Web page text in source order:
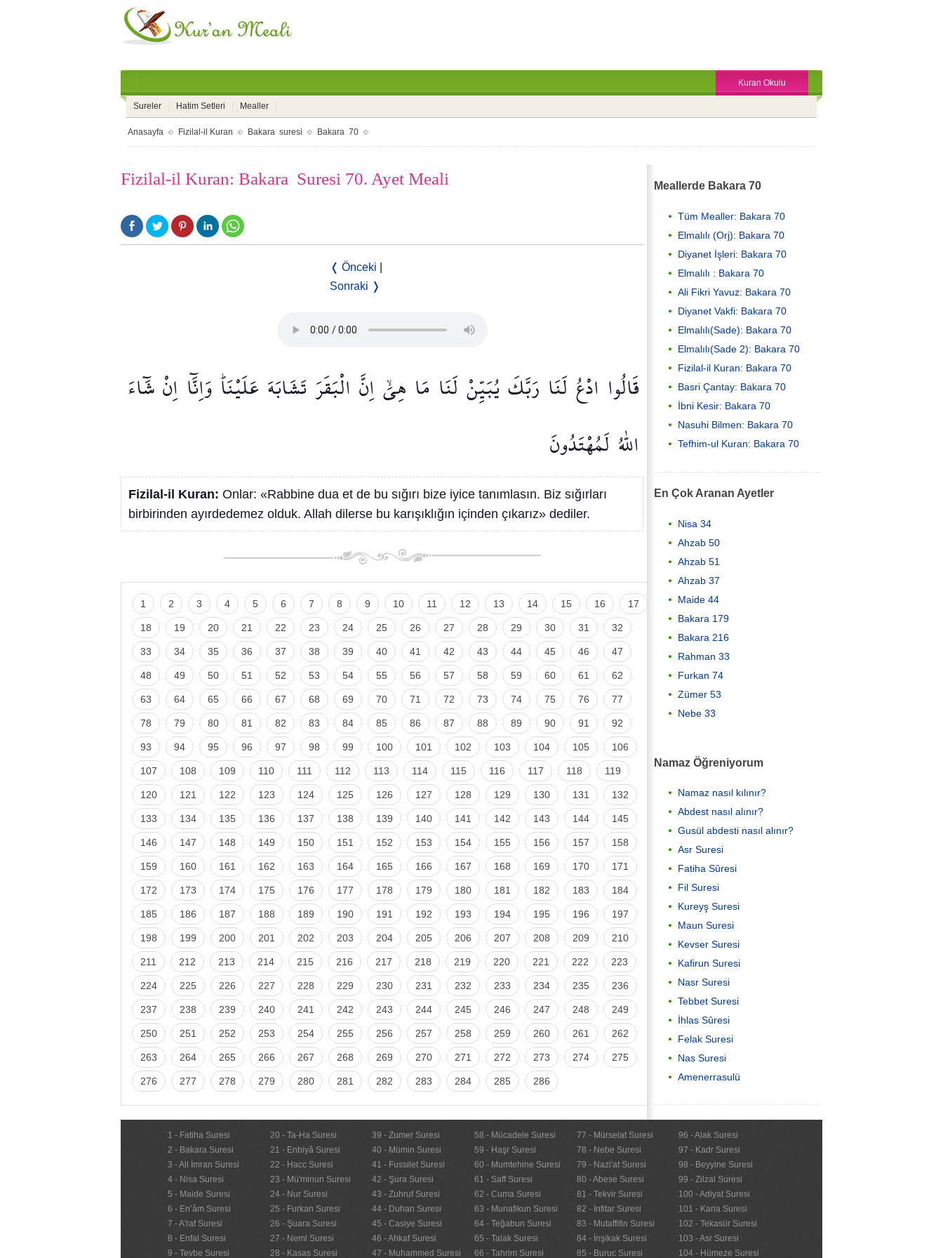
Kuran Okulu
Sureler Hatim Setleri Mealler
Anasayfa Fizilal-il Kuran Bakara suresi Bakara 70
Fizilal-il Kuran: Bakara Suresi 70. Ayet Meali
❬ Önceki
Sonraki ❭
قَالُوا ادْعُلَنَا رَبَّكَيُبَيِّنْلَنَا مَا هِيَۙاِنَّ الْبَقَرَتَشَابَهَ عَلَيْنَاۜ وَاِنَّٓا اِنْشَٓاءَ
اللّٰهُلَمُهْتَدُونَ
Fizilal-il Kuran: Onlar: «Rabbine dua et de bu sığırı bize iyice tanımlasın. Biz sığırları
birbirinden ayırdedemez olduk. Allah dilerse bu karışıklığın içinden çıkarız» dediler.
1 2 3 4 5 6 7 8 9 10 11 12 13 14 15 16 17
18 19 20 21 22 23 24 25 26 27 28 29 30 31 32
33 34 35 36 37 38 39 40 41 42 43 44 45 46 47
48 49 50 51 52 53 54 55 56 57 58 59 60 61 62
63 64 65 66 67 68 69 70 71 72 73 74 75 76 77
78 79 80 81 82 83 84 85 86 87 88 89 90 91 92
93 94 95 96 97 98 99 100 101 102 103 104 105 106
107 108 109 110 111 112 113 114 115 116 117 118 119
120 121 122 123 124 125 126 127 128 129 130 131 132
133 134 135 136 137 138 139 140 141 142 143 144 145
146 147 148 149 150 151 152 153 154 155 156 157 158
159 160 161 162 163 164 165 166 167 168 169 170 171
172 173 174 175 176 177 178 179 180 181 182 183 184
185 186 187 188 189 190 191 192 193 194 195 196 197
198 199 200 201 202 203 204 205 206 207 208 209 210
211 212 213 214 215 216 217 218 219 220 221 222 223
224 225 226 227 228 229 230 231 232 233 234 235 236
237 238 239 240 241 242 243 244 245 246 247 248 249
250 251 252 253 254 255 256 257 258 259 260 261 262
263 264 265 266 267 268 269 270 271 272 273 274 275
276 277 278 279 280 281 282 283 284 285 286
Meallerde Bakara 70
Tüm Mealler: Bakara 70
Elmalılı (Orj): Bakara 70
Diyanet İşleri: Bakara 70
Elmalılı : Bakara 70
Ali Fikri Yavuz: Bakara 70
Diyanet Vakfi: Bakara 70
Elmalılı(Sade): Bakara 70
Elmalılı(Sade 2): Bakara 70
Fizilal-il Kuran: Bakara 70
Basri Çantay: Bakara 70
İbni Kesir: Bakara 70
Nasuhi Bilmen: Bakara 70
Tefhim-ul Kuran: Bakara 70
En Çok Aranan Ayetler
Nisa 34
Ahzab 50
Ahzab 51
Ahzab 37
Maide 44
Bakara 179
Bakara 216
Rahman 33
Furkan 74
Zümer 53
Nebe 33
Namaz Öğreniyorum
Namaz nasıl kılınır?
Abdest nasıl alınır?
Gusül abdesti nasıl alınır?
Asr Suresi
Fatiha Sûresi
Fil Suresi
Kureyş Suresi
Maun Suresi
Kevser Suresi
Kafirun Suresi
Nasr Suresi
Tebbet Suresi
İhlas Sûresi
Felak Suresi
Nas Suresi
Amenerrasulü
1 - Fatiha Suresi
2 - Bakara Suresi
3 - Ali İmran Suresi
4 - Nisa Suresi
5 - Maide Suresi
6 - En’âm Suresi
7 - A'raf Suresi
8 - Enfal Suresi
9 - Tevbe Suresi
20 - Ta-Ha Suresi
21 - Enbiyâ Suresi
22 - Hacc Suresi
23 - Mü'minun Suresi
24 - Nur Suresi
25 - Furkan Suresi
26 - Şuara Suresi
27 - Neml Suresi
28 - Kasas Suresi
39 - Zumer Suresi
40 - Mümin Suresi
41 - Fussilet Suresi
42 - Şura Suresi
43 - Zuhruf Suresi
44 - Duhan Suresi
45 - Casiye Suresi
46 - Ahkaf Suresi
47 - Muhammed Suresi
58 - Mücadele Suresi
59 - Haşr Suresi
60 - Mumtehine Suresi
61 - Saff Suresi
62 - Cuma Suresi
63 - Munafikun Suresi
64 - Teğabun Suresi
65 - Talak Suresi
66 - Tahrim Suresi
77 - Mürselat Suresi
78 - Nebe Suresi
79 - Nazi'at Suresi
80 - Abese Suresi
81 - Tekvir Suresi
82 - İnfitar Suresi
83 - Mutaffifin Suresi
84 - İnşikak Suresi
85 - Buruc Suresi
96 - Alak Suresi
97 - Kadr Suresi
98 - Beyyine Suresi
99 - Zilzal Suresi
100 - Adiyat Suresi
101 - Karia Suresi
102 - Tekasür Suresi
103 - Asr Suresi
104 - Hümeze Suresi